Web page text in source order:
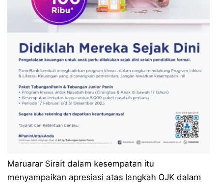
Maruarar Sirait dalam kesempatan itu
menyampaikan apresiasi atas langkah OJK dalam